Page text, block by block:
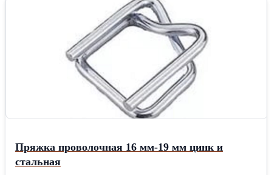
Пряжка проволочная 16 мм-19 мм цинк и
стальная